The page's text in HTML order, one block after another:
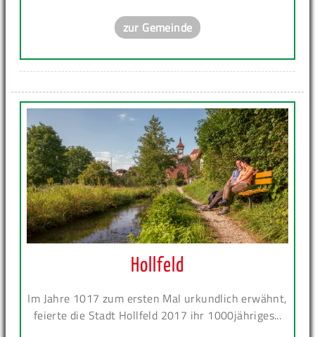
zur Gemeinde
Hollfeld
Im Jahre 1017 zum ersten Mal urkundlich erwähnt,
feierte die Stadt Hollfeld 2017 ihr 1000jähriges...